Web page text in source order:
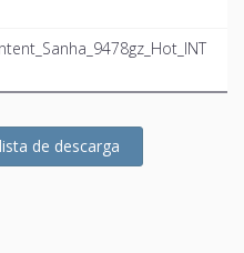
de descarga